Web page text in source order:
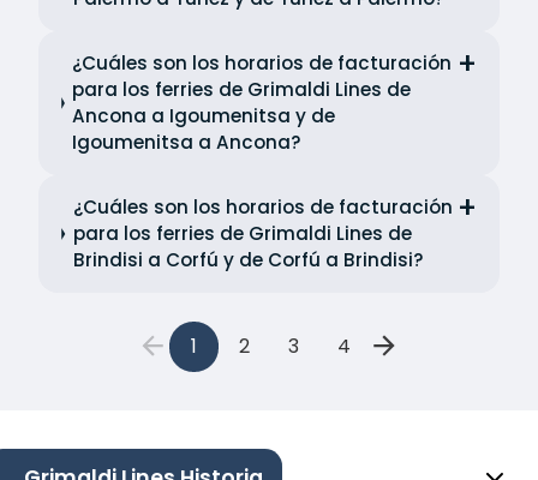
¿Cuáles son los horarios de facturación
para los ferries de Grimaldi Lines de
Ancona a Igoumenitsa y de
Igoumenitsa a Ancona?
¿Cuáles son los horarios de facturación
para los ferries de Grimaldi Lines de
Brindisi a Corfú y de Corfú a Brindisi?
1 2 3 4